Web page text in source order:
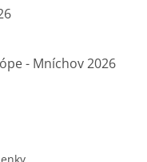
- Mníchov 2026